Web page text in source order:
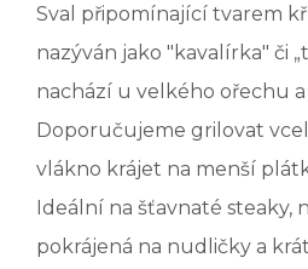
Sval připomínající tvarem
nazýván jako "kavalírka" či
nachází u velkého ořechu
Doporučujeme grilovat
vlákno krájet na menší
Ideální na šťavnaté steaky,
pokrájená na nudličky a